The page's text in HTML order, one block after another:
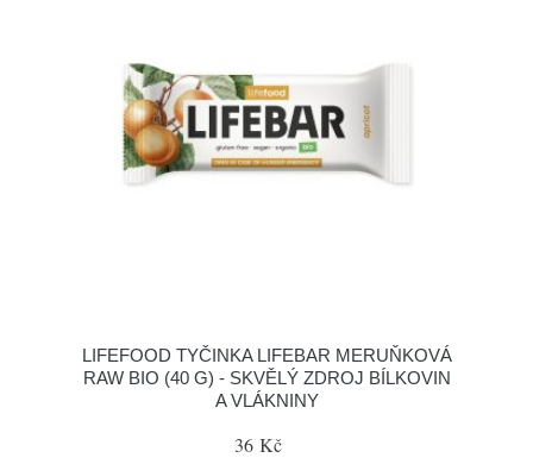
LIFEFOOD TYČINKA LIFEBAR MERUŇKOVÁ
RAW BIO (40 G) - SKVĚLÝ ZDROJ BÍLKOVIN
A VLÁKNINY
36 Kč